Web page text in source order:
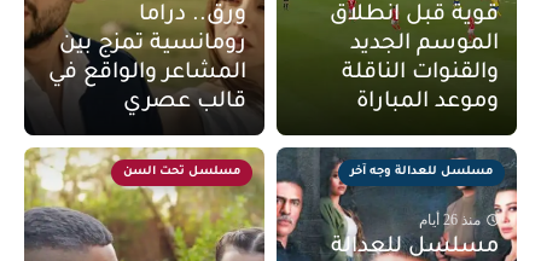
قوية قبل انطلاق
الموسم الجديد
والقنوات الناقلة
وموعد المباراة
ورق.. دراما
رومانسية تمزج بين
المشاعر والواقع في
قالب عصري
مسلسل للعدالة وجه آخر
منذ 26 أيام
مسلسل للعدالة
مسلسل تحت السن